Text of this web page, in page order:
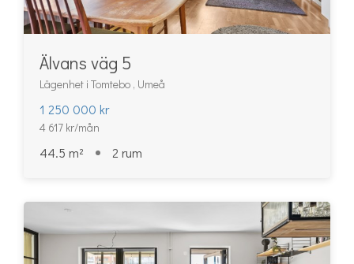
Älvans väg 5
Lägenhet i Tomtebo , Umeå
1 250 000 kr
4 617 kr/mån
44.5 m² 2 rum